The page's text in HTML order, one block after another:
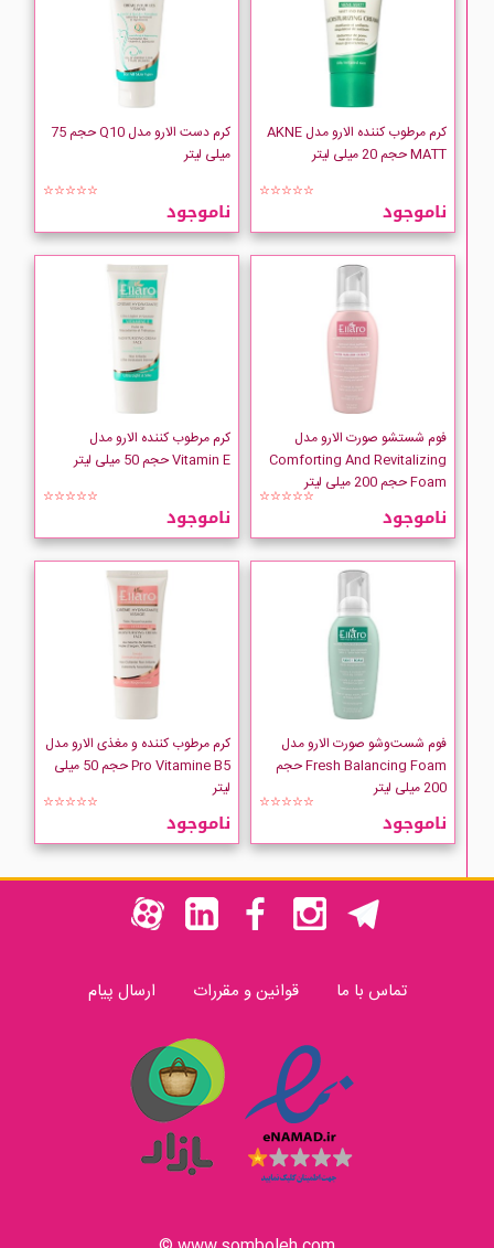
کرم مرطوب کننده الارو مدل AKNE
MATT حجم 20 میلی لیتر
☆☆☆☆☆
ناموجود
کرم دست الارو مدل Q10 حجم 75
میلی لیتر
☆☆☆☆☆
ناموجود
فوم شستشو صورت الارو مدل
Comforting And Revitalizing
Foam حجم 200 میلی لیتر
☆☆☆☆☆
ناموجود
کرم مرطوب کننده الارو مدل
Vitamin E حجم 50 میلی لیتر
☆☆☆☆☆
ناموجود
فوم شست‌وشو صورت الارو مدل
Fresh Balancing Foam حجم
200 میلی لیتر
☆☆☆☆☆
ناموجود
کرم مرطوب کننده و مغذی الارو مدل
Pro Vitamine B5 حجم 50 میلی
لیتر
☆☆☆☆☆
ناموجود
تماس با ما قوانین و مقررات ارسال پیام